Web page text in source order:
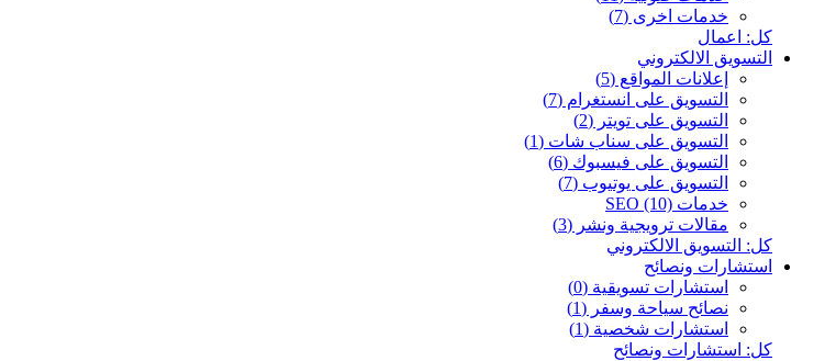
خدمات اخرى (7)
كل: اعمال
التسويق الالكتروني
إعلانات المواقع (5)
التسويق على انستغرام (7)
التسويق على تويتر (2)
التسويق على سناب شات (1)
التسويق على فيسبوك (6)
التسويق على يوتيوب (7)
خدمات SEO (10)
مقالات ترويجية ونشر (3)
كل: التسويق الالكتروني
استشارات ونصائح
استشارات تسويقية (0)
نصائح سياحة وسفر (1)
استشارات شخصية (1)
كل: استشارات ونصائح